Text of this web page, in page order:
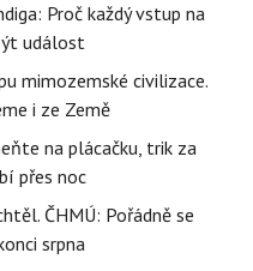
Proč každý vstup na
událost
mimozemské civilizace.
i ze Země
na plácačku, trik za
přes noc
ČHMÚ: Pořádně se
srpna